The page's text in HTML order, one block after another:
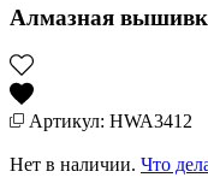
Алмазная
Артикул: HWA3412
Нет в наличии. Что